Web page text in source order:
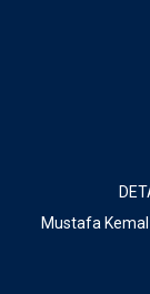
Mustafa